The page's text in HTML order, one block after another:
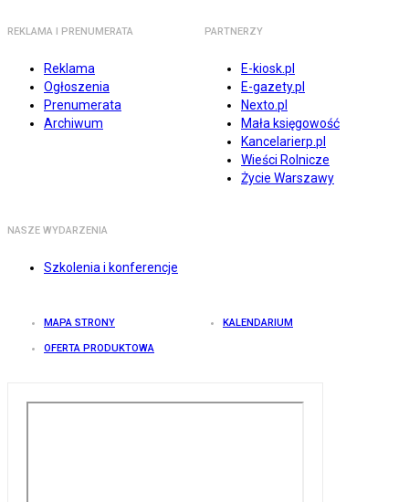
REKLAMA I PRENUMERATA
Reklama
Ogłoszenia
Prenumerata
Archiwum
PARTNERZY
E-kiosk.pl
E-gazety.pl
Nexto.pl
Mała księgowość
Kancelarierp.pl
Wieści Rolnicze
Życie Warszawy
NASZE WYDARZENIA
Szkolenia i konferencje
MAPA STRONY KALENDARIUM
OFERTA PRODUKTOWA